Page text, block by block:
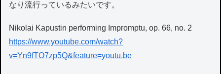
なり流行っているみたいです。
Nikolai Kapustin performing Impromptu, op. 66, no. 2
https://www.youtube.com/watch?
v=Yn9fTO7zp5Q&feature=youtu.be